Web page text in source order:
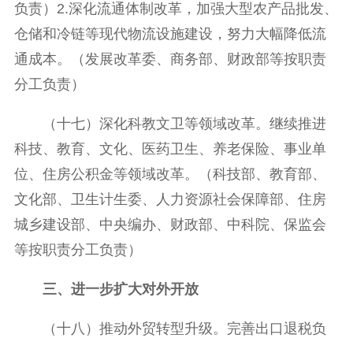
负责）2.深化流通体制改革，加强大型农产品批发、
仓储和冷链等现代物流设施建设，努力大幅降低流
通成本。（发展改革委、商务部、财政部等按职责
分工负责）
（十七）深化科教文卫等领域改革。继续推进
科技、教育、文化、医药卫生、养老保险、事业单
位、住房公积金等领域改革。（科技部、教育部、
文化部、卫生计生委、人力资源社会保障部、住房
城乡建设部、中央编办、财政部、中科院、保监会
等按职责分工负责）
三、进一步扩大对外开放
（十八）推动外贸转型升级。完善出口退税负